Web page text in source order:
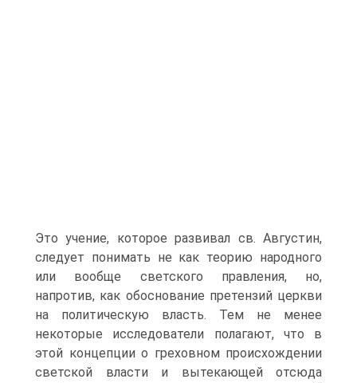
Это учение, которое развивал св. Августин,
следует понимать не как теорию народного
или вообще светского правления, но,
напротив, как обоснование претензий церкви
на политическую власть. Тем не менее
некоторые исследователи полагают, что в
этой концепции о греховном происхождении
светской власти и вытекающей отсюда